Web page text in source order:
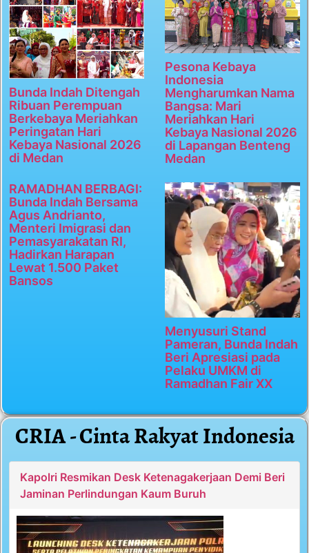
Bunda Indah Ditengah
Ribuan Perempuan
Berkebaya Meriahkan
Peringatan Hari
Kebaya Nasional 2026
di Medan
Pesona Kebaya
Indonesia
Mengharumkan Nama
Bangsa: Mari
Meriahkan Hari
Kebaya Nasional 2026
di Lapangan Benteng
Medan
RAMADHAN BERBAGI:
Bunda Indah Bersama
Agus Andrianto,
Menteri Imigrasi dan
Pemasyarakatan RI,
Hadirkan Harapan
Lewat 1.500 Paket
Bansos
Menyusuri Stand
Pameran, Bunda Indah
Beri Apresiasi pada
Pelaku UMKM di
Ramadhan Fair XX
CRIA - Cinta Rakyat Indonesia
Kapolri Resmikan Desk Ketenagakerjaan Demi Beri
Jaminan Perlindungan Kaum Buruh